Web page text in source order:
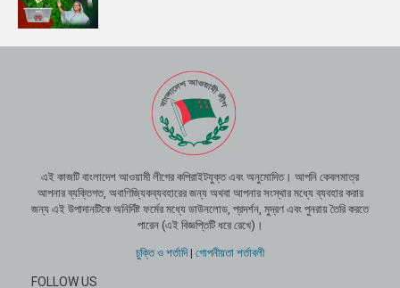
এই কাজটি বাংলাদেশ আওয়ামী লীগের কপিরাইটযুক্ত এবং অনুমোদিত। আপনি কেবলমাত্র
আপনার ব্যক্তিগত, অবাণিজ্যিকব্যবহারের জন্য অথবা আপনার সংস্থার মধ্যে ব্যবহার করার
জন্য এই উপাদানটিকে অনির্দিষ্ট ফর্মের মধ্যে ডাউনলোড, প্রদর্শন, মুদ্রণ এবং পুনরায় তৈরি করতে
পারেন (এই বিজ্ঞপ্তিটি ধরে রেখে)।
চুক্তি ও শর্তাদি| গোপনীয়তা শর্তাবলী
FOLLOW US